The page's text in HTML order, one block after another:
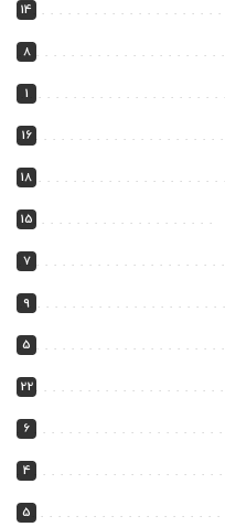
14
8
1
16
18
15
7
9
5
22
6
4
5